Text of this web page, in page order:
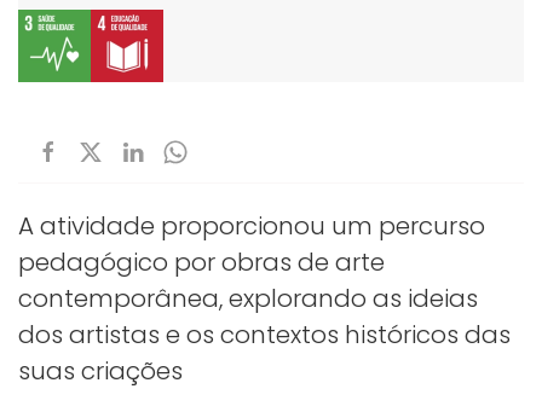
A atividade proporcionou um percurso
pedagógico por obras de arte
contemporânea, explorando as ideias
dos artistas e os contextos históricos das
suas criações